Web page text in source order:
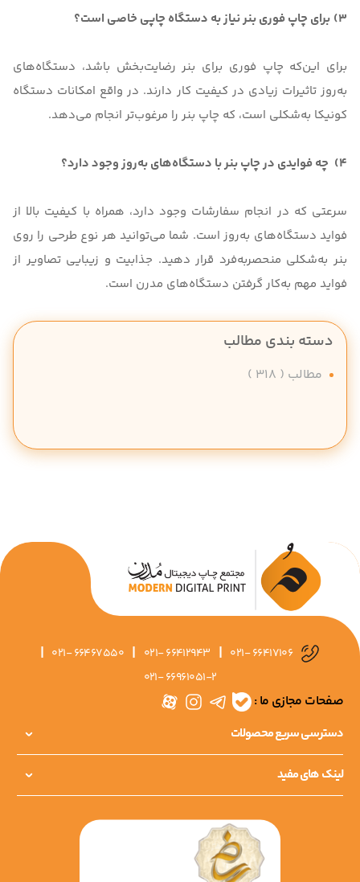
3) برای چاپ فوری بنر نیاز به دستگاه چاپی خاصی است؟
برای این‌که چاپ فوری برای بنر رضایت‌بخش باشد، دستگاه‌های
به‌روز تاثیرات زیادی در کیفیت کار دارند. در واقع امکانات دستگاه
کونیکا به‌شکلی است، که چاپ بنر را مرغوب‌تر انجام می‌دهد.
4) چه فوایدی در چاپ بنر با دستگاه‌های به‌روز وجود دارد؟
سرعتی که در انجام سفارشات وجود دارد، همراه با کیفیت بالا از
فواید دستگاه‌های به‌روز است. شما می‌توانید هر نوع طرحی را روی
بنر به‌شکلی منحصربه‌فرد قرار دهید. جذابیت و زیبایی تصاویر از
فواید مهم به‌کار گرفتن دستگاه‌های مدرن است.
دسته بندی مطالب
مطالب ( 318 )
021- 66417106
|
021- 66412943
|
021- 66467550
|
021- 66961051-2
صفحات مجازی ما :
دسترسی سریع محصولات
لینک های مفید